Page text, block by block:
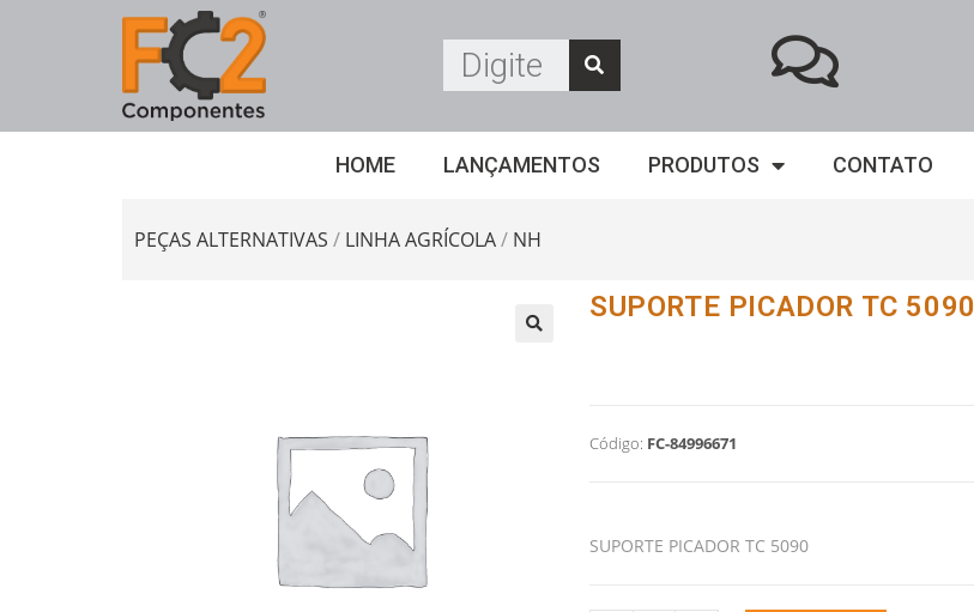
HOME LANÇAMENTOS PRODUTOS CONTATO
PEÇAS ALTERNATIVAS / LINHA AGRÍCOLA/ NH
SUPORTE PICADOR TC 5090
Código: FC-84996671
SUPORTE PICADOR TC 5090